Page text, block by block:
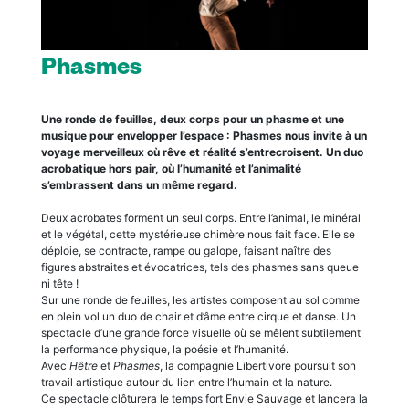
Phasmes
Une ronde de feuilles, deux corps pour un phasme et une
musique pour envelopper l’espace : Phasmes nous invite à un
voyage merveilleux où rêve et réalité s’entrecroisent. Un duo
acrobatique hors pair, où l’humanité et l’animalité
s’embrassent dans un même regard.
Deux acrobates forment un seul corps. Entre l’animal, le minéral
et le végétal, cette mystérieuse chimère nous fait face. Elle se
déploie, se contracte, rampe ou galope, faisant naître des
figures abstraites et évocatrices, tels des phasmes sans queue
ni tête !
Sur une ronde de feuilles, les artistes composent au sol comme
en plein vol un duo de chair et d’âme entre cirque et danse. Un
spectacle d’une grande force visuelle où se mêlent subtilement
la performance physique, la poésie et l’humanité.
Avec Hêtre et Phasmes, la compagnie Libertivore poursuit son
travail artistique autour du lien entre l’humain et la nature.
Ce spectacle clôturera le temps fort Envie Sauvage et lancera la